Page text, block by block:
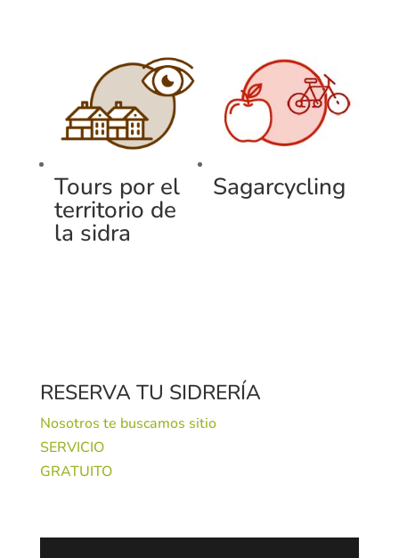
Tours por el
territorio de
la sidra
Sagarcycling
RESERVA TU SIDRERÍA
Nosotros te buscamos sitio
SERVICIO
GRATUITO